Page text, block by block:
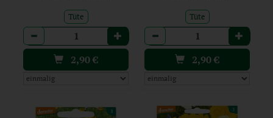
Tüte
Anzahl
2,90€
Tüte
Anzahl
2,90€